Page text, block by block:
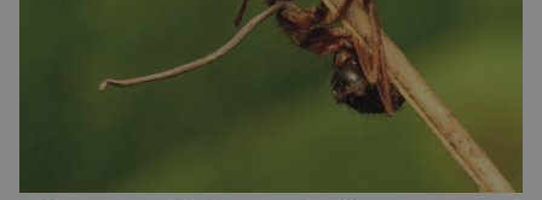
vnímat prostřednictvím mechanických podnětů
a samy také vydávají zvuky […]